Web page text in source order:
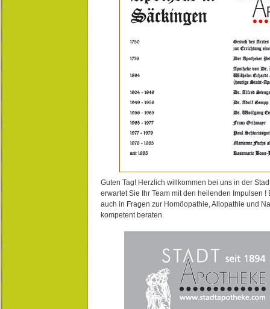
Guten Tag! Herzlich willkommen bei uns in der
erwartet Sie Ihr Team mit den heilenden Impulsen !
auch in Fragen zur Homöopathie, Allopathie und
kompetent beraten.